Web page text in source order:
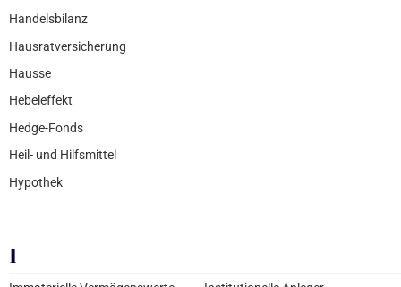
Handelsbilanz
Hausratversicherung
Hausse
Hebeleffekt
Hedge-Fonds
Heil- und Hilfsmittel
Hypothek
I